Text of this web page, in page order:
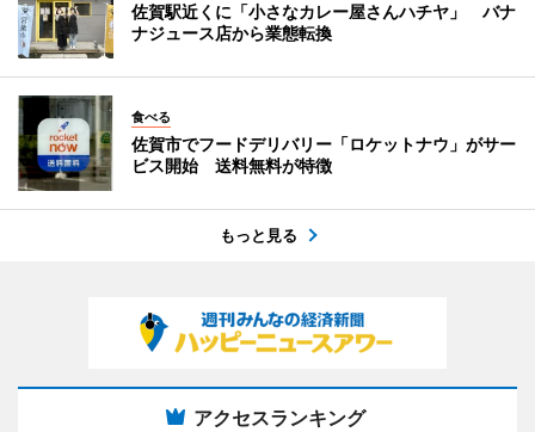
佐賀駅近くに「小さなカレー屋さんハチヤ」 バナ
ナジュース店から業態転換
食べる
佐賀市でフードデリバリー「ロケットナウ」がサー
ビス開始 送料無料が特徴
もっと見る
アクセスランキング